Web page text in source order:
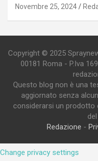
Novembre 25, 2024
Copyright © 2025
00181 Roma - P.Iva
Questo blog non è una
aggiornato senza
considerarsi un prodotto
Redazione -
Change privacy settings